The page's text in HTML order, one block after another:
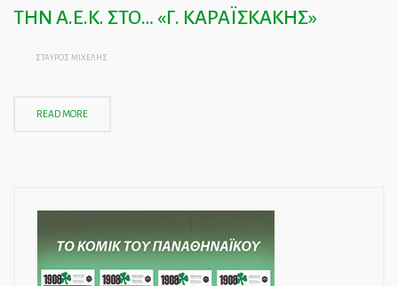
ΤΗΝ Α.Ε.Κ. ΣΤΟ… «Γ. ΚΑΡΑΪΣΚΑΚΗΣ»
ΣΤΑΥΡΟΣ ΜΙΧΕΛΗΣ
READ MORE